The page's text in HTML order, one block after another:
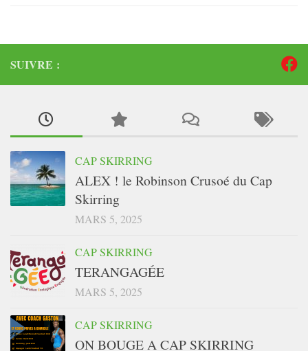
SUIVRE :
CAP SKIRRING
ALEX ! le Robinson Crusoé du Cap
Skirring
MARS 5, 2025
CAP SKIRRING
TERANGAGÉE
MARS 5, 2025
CAP SKIRRING
ON BOUGE A CAP SKIRRING